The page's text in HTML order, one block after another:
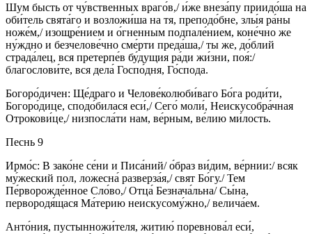
Шум бысть от чу́вственных враго́в,/ и́же внеза́пу приидо́ша на
оби́тель свята́го и возложи́ша на тя, преподо́бне, злы́я ра́ны
ноже́м,/ изощре́нием и о́гненным подпале́нием, коне́чно же
ну́ждно и безчелове́чно сме́рти преда́ша,/ ты же, до́блий
страда́лец, вся претерпе́в бу́дущия ра́ди жи́зни, поя́:/
благослови́те, вся дела́ Госпо́дня, Го́спода.
Богоро́дичен: Ще́драго и Челове́колюби́ваго Бо́га роди́ти,
Богоро́дице, сподо́билася еси́,/ Сего́ моли́, Неискусобра́чная
Отрокови́це,/ низпосла́ти нам, ве́рным, ве́лию ми́лость.
Песнь 9
Ирмо́с: В зако́не се́ни и Писа́ний/ о́браз ви́дим, ве́рнии:/ всяк
му́жеский пол, ложесна́ разверза́я,/ свят Бо́гу./ Тем
Пе́рворожде́нное Сло́во,/ Отца́ Безнача́льна/ Сы́на,
первородя́щася Ма́терию неискусому́жно,/ велича́ем.
Анто́ния, пустынножи́теля, житию́ поревнова́л еси́,